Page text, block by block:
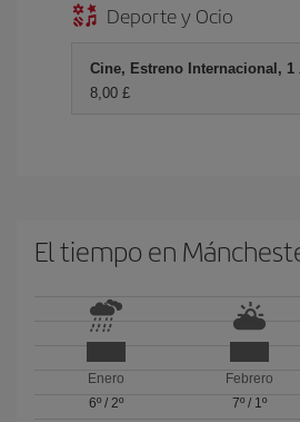
Deporte y Ocio
Cine, Estreno Internacional, 1
8,00 £
El tiempo en
Enero
6º/ 2º
Febrero
7º/ 1º